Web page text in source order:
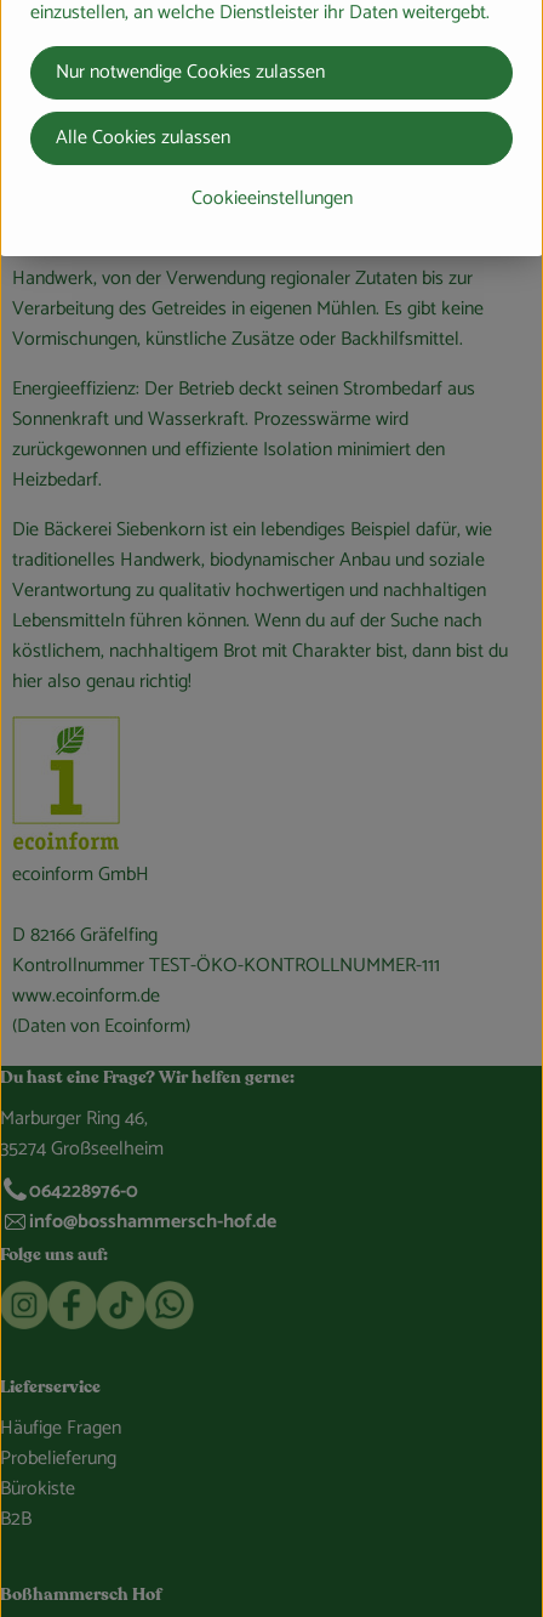
Lichtkornroggen. Diese sind genügsam im Anbau, schonen den
Boden und sind ideal für Allergiker:innen.
Regionale Zutaten: Die Bäckerei bezieht ihre Bio-Zutaten
vorzugsweise von Demeter-Bäuer:innen aus der Region. Unter
anderem von unserem Partnerbetrieb, dem Hofmanns-Hof in
Handwerkliche Tradition: Siebenkorn setzt auf traditionelles
Handwerk, von der Verwendung regionaler Zutaten bis zur
Verarbeitung des Getreides in eigenen Mühlen. Es gibt keine
Vormischungen, künstliche Zusätze oder Backhilfsmittel.
Energieeffizienz: Der Betrieb deckt seinen Strombedarf aus
Sonnenkraft und Wasserkraft. Prozesswärme wird
zurückgewonnen und effiziente Isolation minimiert den
Heizbedarf.
Die Bäckerei Siebenkorn ist ein lebendiges Beispiel dafür, wie
traditionelles Handwerk, biodynamischer Anbau und soziale
Verantwortung zu qualitativ hochwertigen und nachhaltigen
Lebensmitteln führen können. Wenn du auf der Suche nach
köstlichem, nachhaltigem Brot mit Charakter bist, dann bist du
hier also genau richtig!
ecoinform GmbH
D 82166 Gräfelfing
Kontrollnummer TEST-ÖKO-KONTROLLNUMMER-111
www.ecoinform.de
(Daten von Ecoinform)
Du hast eine Frage? Wir helfen gerne:
Marburger Ring 46,
35274 Großseelheim
064228976-0
info@bosshammersch-hof.de
Folge uns auf:
Externer Link zu https://www.instagram.com/
Externer Link zu https://www.facebook.com/
Externer Link zu https://www.tiktok.com/
Externer Link zu https://whatsapp.com/
Lieferservice
Häufige Fragen
Probelieferung
Bürokiste
B2B
Boßhammersch Hof
einzustellen, an welche Dienstleister ihr Daten weitergebt.
Cookieeinstellungen
Nur notwendige Cookies zulassen
Alle Cookies zulassen